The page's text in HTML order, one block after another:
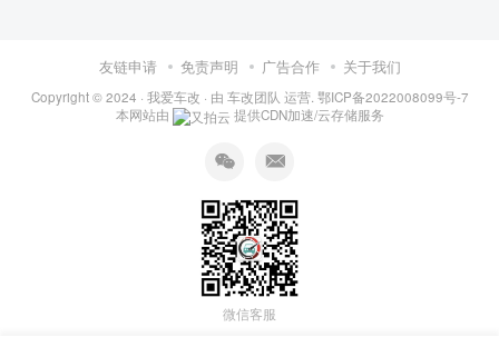
友链申请 免责声明 广告合作 关于我们
Copyright © 2024 · 我爱车改 · 由 车改团队 运营. 鄂ICP备2022008099号-7
本网站由
提供CDN加速/云存储服务
微信客服